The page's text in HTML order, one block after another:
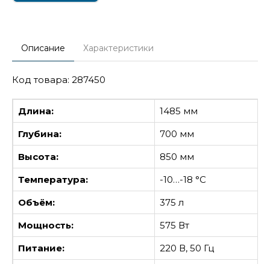
Описание Характеристики
Код товара: 287450
Длина:
1485 мм
Глубина:
700 мм
Высота:
850 мм
Температура:
-10…-18 °С
Объём:
375 л
Мощность:
575 Вт
Питание:
220 В, 50 Гц